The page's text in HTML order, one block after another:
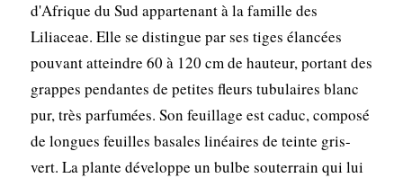
d'Afrique du Sud appartenant à la famille des
Liliaceae. Elle se distingue par ses tiges élancées
pouvant atteindre 60 à 120 cm de hauteur, portant des
grappes pendantes de petites fleurs tubulaires blanc
pur, très parfumées. Son feuillage est caduc, composé
de longues feuilles basales linéaires de teinte gris-
vert. La plante développe un bulbe souterrain qui lui